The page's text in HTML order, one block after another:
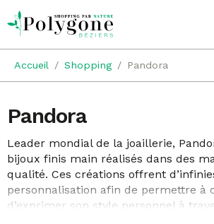
Accueil Shopping Pandora
Pandora
Leader mondial de la joaillerie,
bijoux finis main réalisés dans des
qualité. Ces créations offrent
personnalisation afin de permettre à
d’exprimer son style personnel à